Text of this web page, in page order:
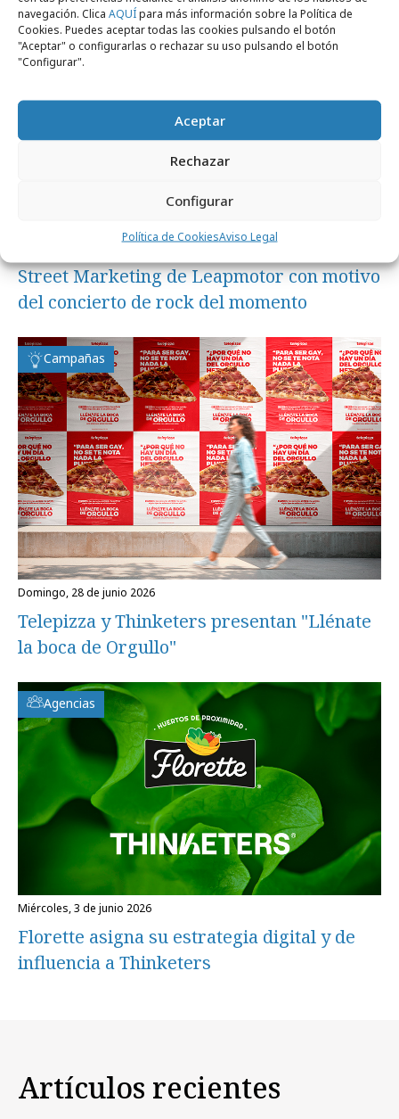
navegación. Clica AQUÍpara más información sobre la Política de
Cookies. Puedes aceptar todas las cookies pulsando el botón
"Aceptar" o configurarlas o rechazar su uso pulsando el botón
"Configurar".
Aceptar
Rechazar
Configurar
Política de CookiesAviso Legal
Campañas
martes, 30 de junio 2026
Street Marketing de Leapmotor con motivo
del concierto de rock del momento
Campañas
domingo, 28 de junio 2026
Telepizza y Thinketers presentan "Llénate
la boca de Orgullo"
Agencias
miércoles, 3 de junio 2026
Florette asigna su estrategia digital y de
influencia a Thinketers
Artículos recientes